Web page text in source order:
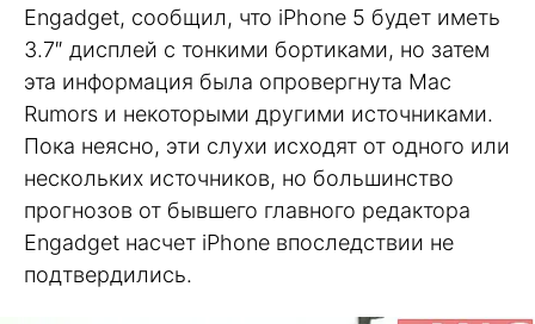
Engadget, сообщил, что iPhone 5 будет иметь
3.7″ дисплей с тонкими бортиками, но затем
эта информация была опровергнута Mac
Rumors и некоторыми другими источниками.
Пока неясно, эти слухи исходят от одного или
нескольких источников, но большинство
прогнозов от бывшего главного редактора
Engadget насчет iPhone впоследствии не
подтвердились.